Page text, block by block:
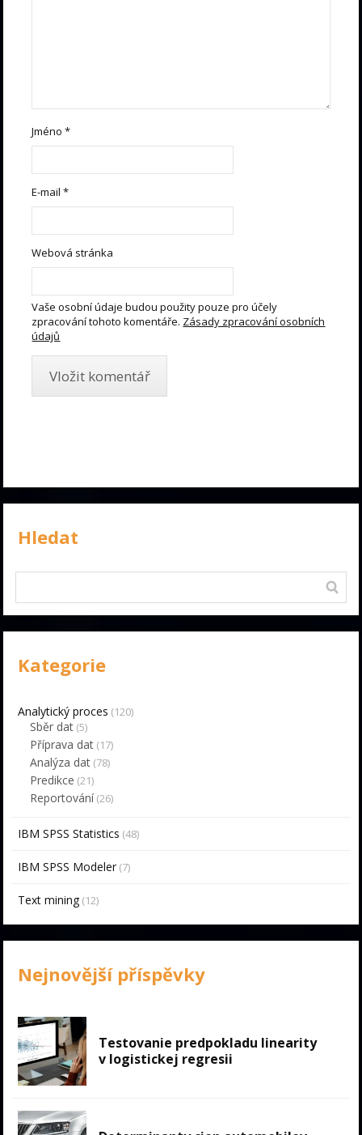
Jméno*
E-mail*
Webová stránka
Vaše osobní údaje budou použity pouze pro účely
zpracování tohoto komentáře. Zásady zpracování osobních
údajů
Hledat
Kategorie
Analytický proces (120)
Sběr dat (5)
Příprava dat (17)
Analýza dat (78)
Predikce (21)
Reportování(26)
IBM SPSS Statistics (48)
IBM SPSS Modeler (7)
Text mining (12)
Nejnovější příspěvky
Testovanie predpokladu linearity
v logistickej regresii